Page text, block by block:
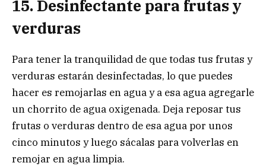
15. Desinfectante para frutas y
verduras
Para tener la tranquilidad de que todas tus frutas y
verduras estarán desinfectadas, lo que puedes
hacer es remojarlas en agua y a esa agua agregarle
un chorrito de agua oxigenada. Deja reposar tus
frutas o verduras dentro de esa agua por unos
cinco minutos y luego sácalas para volverlas en
remojar en agua limpia.